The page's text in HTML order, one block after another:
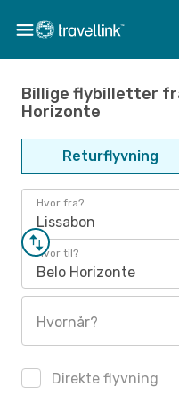
Billige flybilletter
Horizonte
Returflyvning
Hvor fra?
Lissabon
Hvor til?
Belo Horizonte
Hvornår?
Direkte flyvning